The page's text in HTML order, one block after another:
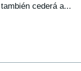
cederá a...